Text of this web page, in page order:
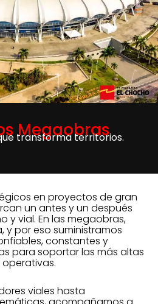
Megaobras
transforma territorios.
en proyectos de gran
un antes y un después
y vial. En las megaobras,
por eso suministramos
constantes y
para soportar las más altas
viales hasta